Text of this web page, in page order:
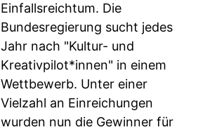
Einfallsreichtum. Die
Bundesregierung sucht jedes
Jahr nach "Kultur- und
Kreativpilot*innen" in einem
Wettbewerb. Unter einer
Vielzahl an Einreichungen
wurden nun die Gewinner für